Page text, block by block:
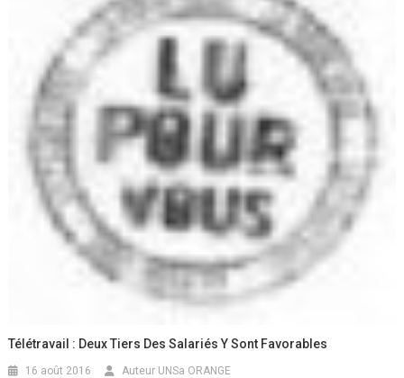
Télétravail : Deux Tiers Des Salariés Y Sont Favorables
16 août 2016 Auteur UNSa ORANGE